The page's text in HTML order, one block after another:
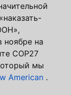
ноябре на
COP27
мы
American .